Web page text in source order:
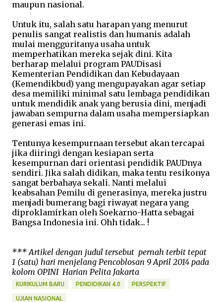
maupun nasional.
Untuk itu, salah satu harapan yang menurut
penulis sangat realistis dan humanis adalah
mulai mengguritanya usaha untuk
memperhatikan mereka sejak dini. Kita
berharap melalui program PAUDisasi
Kementerian Pendidikan dan Kebudayaan
(Kemendikbud) yang mengupayakan agar setiap
desa memiliki minimal satu lembaga pendidikan
untuk mendidik anak yang berusia dini, menjadi
jawaban sempurna dalam usaha mempersiapkan
generasi emas ini.
Tentunya kesempurnaan tersebut akan tercapai
jika diiringi dengan kesiapan serta
kesempurnan dari orientasi pendidik PAUDnya
sendiri. Jika salah didikan, maka tentu resikonya
sangat berbahaya sekali. Nanti melalui
keabsahan Pemilu di generasinya, mereka justru
menjadi bumerang bagi riwayat negara yang
diproklamirkan oleh Soekarno-Hatta sebagai
Bangsa Indonesia ini. Ohh tidak... !
*** Artikel dengan judul tersebut pernah terbit tepat
1 (satu) hari menjelang Pencoblosan 9 April 2014 pada
kolom OPINI Harian Pelita Jakarta
KURIKULUM BARU PENDIDIKAN 4.0 PERSPEKTIF
UJIAN NASIONAL